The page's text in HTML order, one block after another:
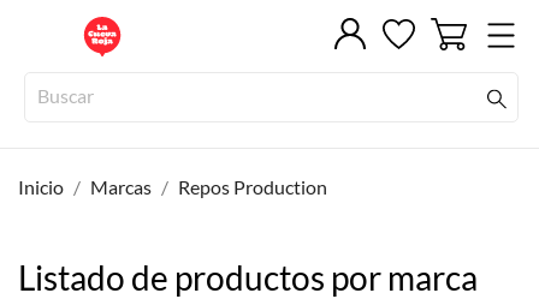
Inicio Marcas Repos Production
Listado de productos por marca